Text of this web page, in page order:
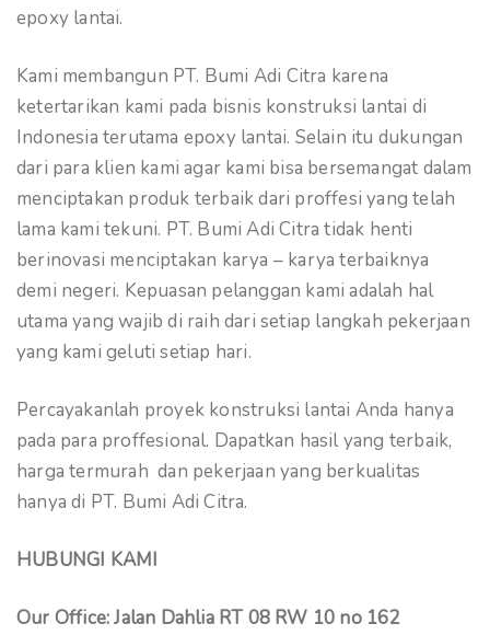
epoxy lantai.
Kami membangun PT. Bumi Adi Citra karena
ketertarikan kami pada bisnis konstruksi lantai di
Indonesia terutama epoxy lantai. Selain itu dukungan
dari para klien kami agar kami bisa bersemangat dalam
menciptakan produk terbaik dari proffesi yang telah
lama kami tekuni. PT. Bumi Adi Citra tidak henti
berinovasi menciptakan karya – karya terbaiknya
demi negeri. Kepuasan pelanggan kami adalah hal
utama yang wajib di raih dari setiap langkah pekerjaan
yang kami geluti setiap hari.
Percayakanlah proyek konstruksi lantai Anda hanya
pada para proffesional. Dapatkan hasil yang terbaik,
harga termurah dan pekerjaan yang berkualitas
hanya di PT. Bumi Adi Citra.
HUBUNGI KAMI
Our Office: Jalan Dahlia RT 08 RW 10 no 162